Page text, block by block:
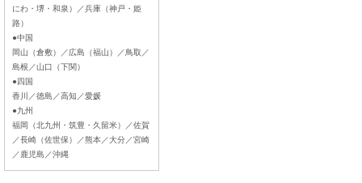
にわ・堺・和泉）／兵庫（神戸・姫
路）
●中国
岡山（倉敷）／広島（福山）／鳥取／
島根／山口（下関）
●四国
香川／徳島／高知／愛媛
●九州
福岡（北九州・筑豊・久留米）／佐賀
／長崎（佐世保）／熊本／大分／宮崎
／鹿児島／沖縄